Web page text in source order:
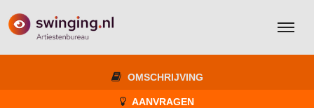
OMSCHRIJVING
AANVRAGEN